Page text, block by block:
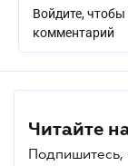
Войдите, чтобы
комментарий
Читайте
Подпишитесь,